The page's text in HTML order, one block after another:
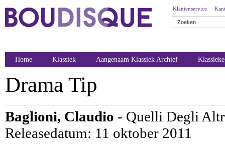
Klantenservice
Home Klassiek Aangenaam Klassiek Archief
Drama Tip
Baglioni, Claudio - Quelli Degli
Releasedatum: 11 oktober 2011